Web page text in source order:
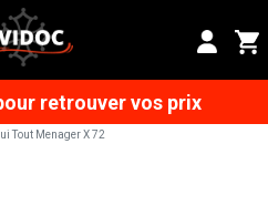
retrouver vos prix
Tout Menager X 72